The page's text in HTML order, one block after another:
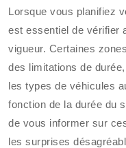
Lorsque vous planifiez
est essentiel de vérifier
vigueur. Certaines
des limitations de
les types de véhicules
fonction de la durée du
de vous informer sur
les surprises